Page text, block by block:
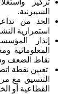
تركيز
السيبرنية.
الحد من
استمرارية
إنذار
المعلوماتية
نقاط الضعف
تعيين نقطة
التنسيق مع
القطاعية أو الخاصة